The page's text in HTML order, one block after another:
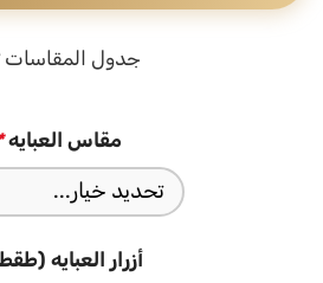
ويقدم ملمسًا ناعمًا ونابضًا بالحياة.
لإضافة لمسة ختامية لإطلالتك
متناسقة تتماشى تمامًا مع القماش
وشعور بالتميز في كل
جدول المقاسات
مقاس العبايه*
أزرار العبايه